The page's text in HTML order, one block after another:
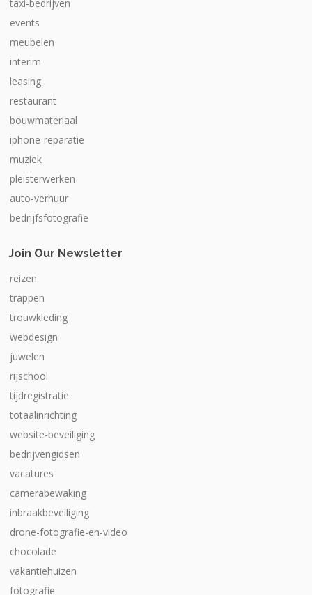
taxi-bedrijven
events
meubelen
interim
leasing
restaurant
bouwmateriaal
iphone-reparatie
muziek
pleisterwerken
auto-verhuur
bedrijfsfotografie
Join Our Newsletter
reizen
trappen
trouwkleding
webdesign
juwelen
rijschool
tijdregistratie
totaalinrichting
website-beveiliging
bedrijvengidsen
vacatures
camerabewaking
inbraakbeveiliging
drone-fotografie-en-video
chocolade
vakantiehuizen
fotografie